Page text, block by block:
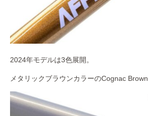
2024年モデルは3色展開。
メタリックブラウンカラーのCognac Brown